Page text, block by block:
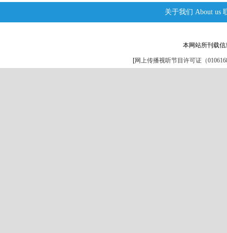
关于我们 About us
本网站所刊载
[网上传播视听节目许可证（